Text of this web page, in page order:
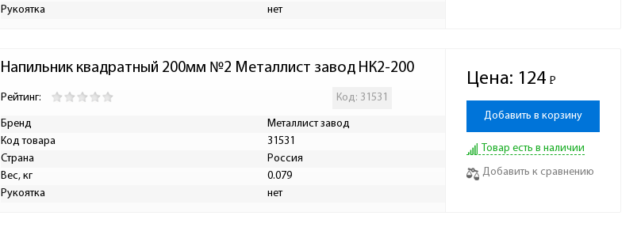
Рукоятка
нет
Напильник квадратный 200мм №2 Металлист завод НК2-200
Рейтинг: Код: 31531
Бренд
Металлист завод
Код товара
31531
Страна
Россия
Вес, кг
0.079
Рукоятка
нет
Цена: 124 Р
-
Добавить в корзину
Товар есть в наличии
Добавить к сравнению